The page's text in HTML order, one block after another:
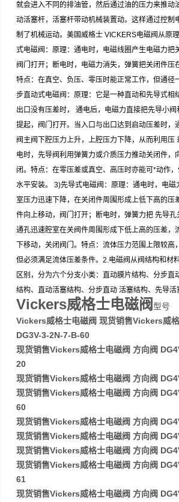
就会进入不同的排油管，然后通过油的压力来推动
动活塞杆，活塞杆带动机械装置动。这样通过控制
制了机械运动。美国威格士 VICKERS电磁阀从原
式电磁阀：原理：通电时，电磁线圈产生电磁力把
阀门打开；断电时，电磁力消失，弹簧把关闭件压
特点：在真空、负压、零压时能正常工作，但通径
步直动式电磁阀：原理：它是一种直动和先导式相
出口没有压差时， 通电后，电磁力直接把先导小
提起，阀门打开。当入口与出口达到启动压差时，
阀主阀下腔压力上升，上腔压力下降，从而利用压
电时，先导阀利用弹簧力或介质压力推动关闭件，
闭。特点：在零压差或真空、高压时亦能可*动作
水平安装。 3)先导式电磁阀：原理：通电时，电磁
室压力迅速下降，在关闭件周围形成上低下高的压
件向上移动，阀门打开；断电时，弹簧力把 先导
通孔迅速腔室在关阀件周围形成下低上高的压差，
下移动，关闭阀门。特点：流体压力范围上限较高
但必须满足流体压差条件。2.电磁阀从阀结构和材
区别，分为六个分支小类：直动膜片结构、分步直
结构、直动活塞结构、分步直动 活塞结构、先导活
Vickers威格士电磁阀 型号
Vickers威格士电磁阀 现货销售Vickers威
DG3V-3-2N-7-B-60
现货销售Vickers威格士电磁阀 方向阀
20
现货销售Vickers威格士电磁阀 方向阀
现货销售Vickers威格士电磁阀 方向阀
60
现货销售Vickers威格士电磁阀 方向阀
现货销售Vickers威格士电磁阀 方向阀
现货销售Vickers威格士电磁阀 方向阀
现货销售Vickers威格士电磁阀 方向阀
61
现货销售Vickers威格士电磁阀 方向阀